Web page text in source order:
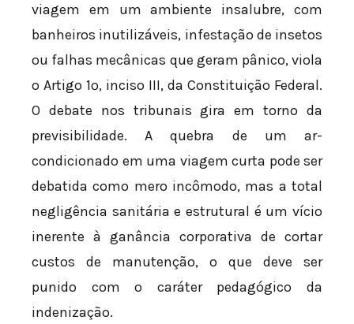
viagem em um ambiente insalubre, com
banheiros inutilizáveis, infestação de insetos
ou falhas mecânicas que geram pânico, viola
o Artigo 1º, inciso III, da Constituição Federal.
O debate nos tribunais gira em torno da
previsibilidade. A quebra de um ar-
condicionado em uma viagem curta pode ser
debatida como mero incômodo, mas a total
negligência sanitária e estrutural é um vício
inerente à ganância corporativa de cortar
custos de manutenção, o que deve ser
punido com o caráter pedagógico da
indenização.